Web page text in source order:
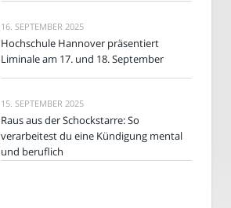
16. SEPTEMBER 2025
Hochschule Hannover präsentiert
Liminale am 17. und 18. September
15. SEPTEMBER 2025
Raus aus der Schockstarre: So
verarbeitest du eine Kündigung mental
und beruflich